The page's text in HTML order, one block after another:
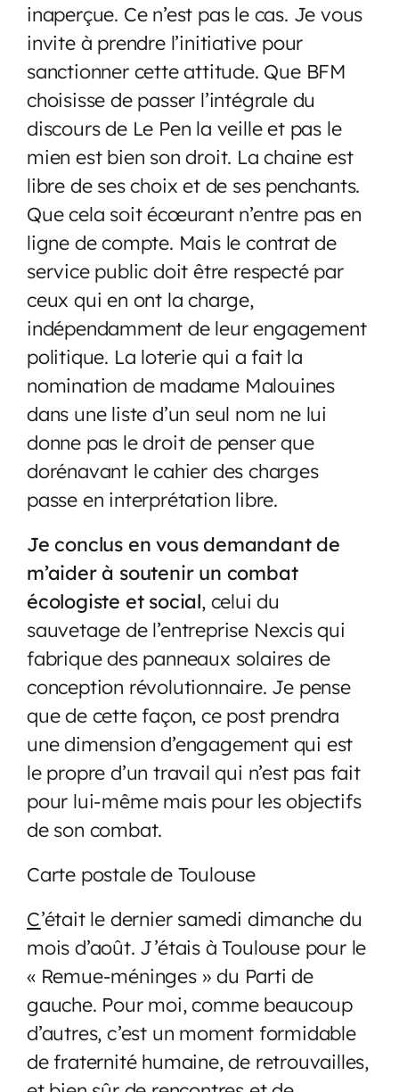
inaperçue. Ce n’est pas le cas. Je vous
invite à prendre l’initiative pour
sanctionner cette attitude. Que BFM
choisisse de passer l’intégrale du
discours de Le Pen la veille et pas le
mien est bien son droit. La chaine est
libre de ses choix et de ses penchants.
Que cela soit écœurant n’entre pas en
ligne de compte. Mais le contrat de
service public doit être respecté par
ceux qui en ont la charge,
indépendamment de leur engagement
politique. La loterie qui a fait la
nomination de madame Malouines
dans une liste d’un seul nom ne lui
donne pas le droit de penser que
dorénavant le cahier des charges
passe en interprétation libre.
Je conclus en vous demandant de
m’aider à soutenir un combat
écologiste et social, celui du
sauvetage de l’entreprise Nexcis qui
fabrique des panneaux solaires de
conception révolutionnaire. Je pense
que de cette façon, ce post prendra
une dimension d’engagement qui est
le propre d’un travail qui n’est pas fait
pour lui-même mais pour les objectifs
de son combat.
Carte postale de Toulouse
C’était le dernier samedi dimanche du
mois d’août. J’étais à Toulouse pour le
« Remue-méninges » du Parti de
gauche. Pour moi, comme beaucoup
d’autres, c’est un moment formidable
de fraternité humaine, de retrouvailles,